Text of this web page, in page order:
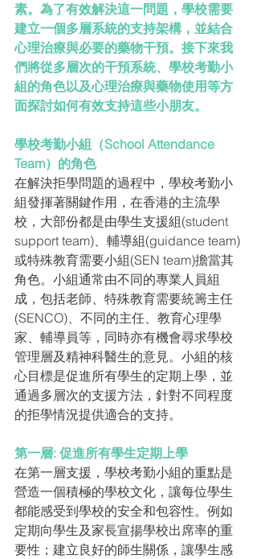
素。為了有效解決這一問題，學校需要
建立一個多層系統的支持架構，並結合
心理治療與必要的藥物干預。接下來我
們將從多層次的干預系統、學校考勤小
組的角色以及心理治療與藥物使用等方
面探討如何有效支持這些小朋友。
學校考勤小組（School Attendance
Team）的角色
在解決拒學問題的過程中，學校考勤小
組發揮著關鍵作用，在香港的主流學
校，大部份都是由學生支援組(student
support team)、輔導組(guidance team)
或特殊教育需要小組(SEN team)擔當其
角色。小組通常由不同的專業人員組
成，包括老師、特殊教育需要統籌主任
(SENCO)、不同的主任、教育心理學
家、輔導員等，同時亦有機會尋求學校
管理層及精神科醫生的意見。小組的核
心目標是促進所有學生的定期上學，並
通過多層次的支援方法，針對不同程度
的拒學情況提供適合的支持。
第一層: 促進所有學生定期上學
在第一層支援，學校考勤小組的重點是
營造一個積極的學校文化，讓每位學生
都能感受到學校的安全和包容性。例如
定期向學生及家長宣揚學校出席率的重
要性；建立良好的師生關係，讓學生感